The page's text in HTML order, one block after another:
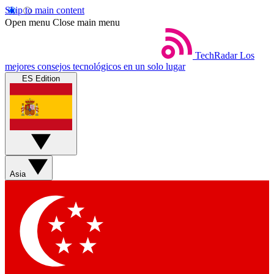
Skip to main content
Open menu Close main menu
TechRadar Los
mejores consejos tecnológicos en un solo lugar
ES Edition
Asia